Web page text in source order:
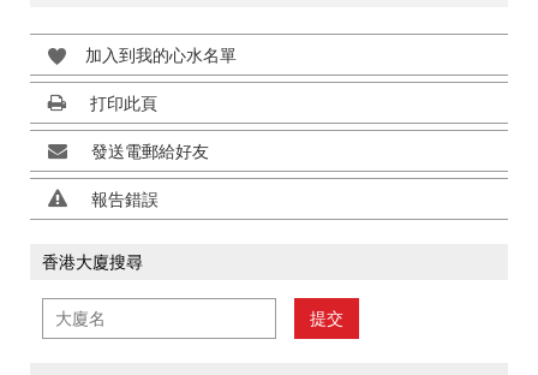
加入到我的心水名單
打印此頁
發送電郵給好友
報告錯誤
香港大廈搜尋
提交